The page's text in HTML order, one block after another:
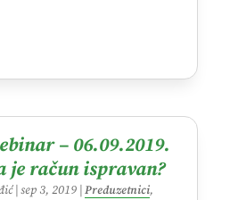
– 06.09.2019.
je račun ispravan?
| sep 3, 2019| Preduzetnici,